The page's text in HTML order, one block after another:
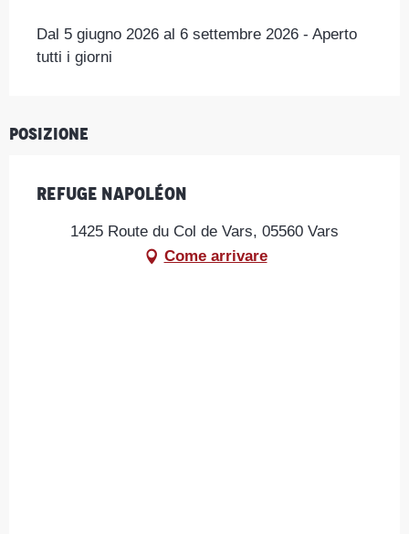
Dal 5 giugno 2026 al 6 settembre 2026 - Aperto
tutti i giorni
Posizione
Refuge Napoléon
1425 Route du Col de Vars, 05560 Vars
Come arrivare